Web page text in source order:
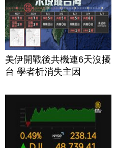
美伊開戰後共機連6天沒擾
台 學者析消失主因